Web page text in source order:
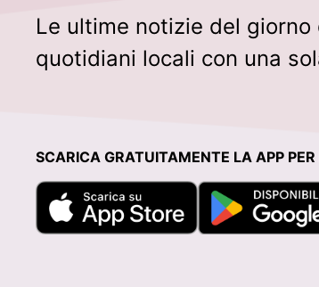
Le ultime notizie del
quotidiani locali con una
SCARICA GRATUITAMENTE LA APP